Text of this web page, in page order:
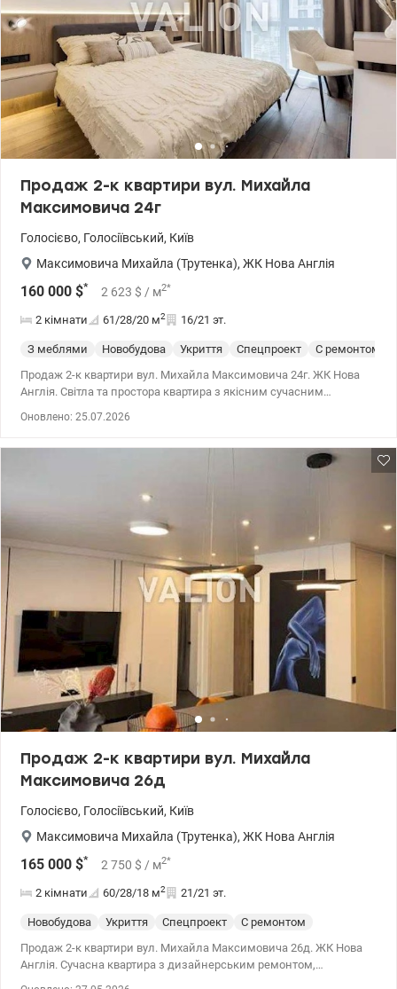
Продаж 2-к квартири вул. Михайла
Максимовича 24г
Голосієво, Голосіївський, Київ
Максимовича Михайла (Трутенка), ЖК Нова Англія
160 000 $* 2 623 $ / м2*
2 кімнати 61/28/20 м2 16/21 эт.
З меблями Новобудова Укриття Спецпроект
С ремонтом
Продаж 2-к квартири вул. Михайла Максимовича 24г. ЖК Нова
Англія. Світла та простора квартира з якісним сучасним
Оновлено: 25.07.2026
Продаж 2-к квартири вул. Михайла
Максимовича 26д
Голосієво, Голосіївський, Київ
Максимовича Михайла (Трутенка), ЖК Нова Англія
165 000 $* 2 750 $ / м2*
2 кімнати 60/28/18 м2 21/21 эт.
Новобудова Укриття Спецпроект
С ремонтом
Продаж 2-к квартири вул. Михайла Максимовича 26д. ЖК Нова
Англія. Сучасна квартира з дизайнерським ремонтом,